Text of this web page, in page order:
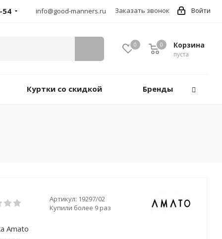
Войти
54 info@good-manners.ru Заказать звонок
0 Корзина
пуста
0
Куртки со скидкой Бренды
Артикул: 19297/02
Купили более 9 раз
Amato